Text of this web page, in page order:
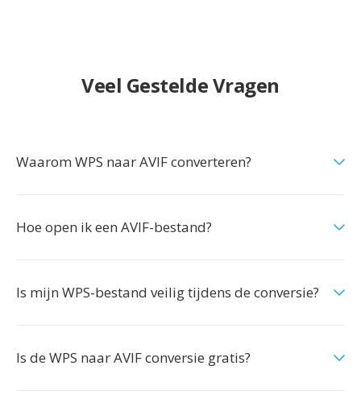
Veel Gestelde Vragen
Waarom WPS naar AVIF converteren?
Hoe open ik een AVIF-bestand?
Is mijn WPS-bestand veilig tijdens de conversie?
Is de WPS naar AVIF conversie gratis?